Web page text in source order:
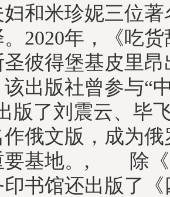
妇和米珍妮三位
2020年，《吃
彼得堡基皮里
出版社曾参与“
版了刘震云、毕
作俄文版，成为
要基地。, 除《
书馆还出版了